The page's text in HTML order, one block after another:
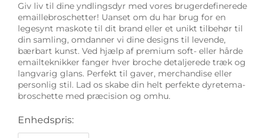
Giv liv til dine yndlingsdyr med vores brugerdefinerede
emaillebroschetter! Uanset om du har brug for en
legesynt maskote til dit brand eller et unikt tilbehør til
din samling, omdanner vi dine designs til levende,
bærbart kunst. Ved hjælp af premium soft- eller hårde
emailteknikker fanger hver broche detaljerede træk og
langvarig glans. Perfekt til gaver, merchandise eller
personlig stil. Lad os skabe din helt perfekte dyretema-
broschette med præcision og omhu.
Enhedspris: